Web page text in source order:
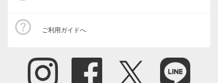
ご利用ガイドへ